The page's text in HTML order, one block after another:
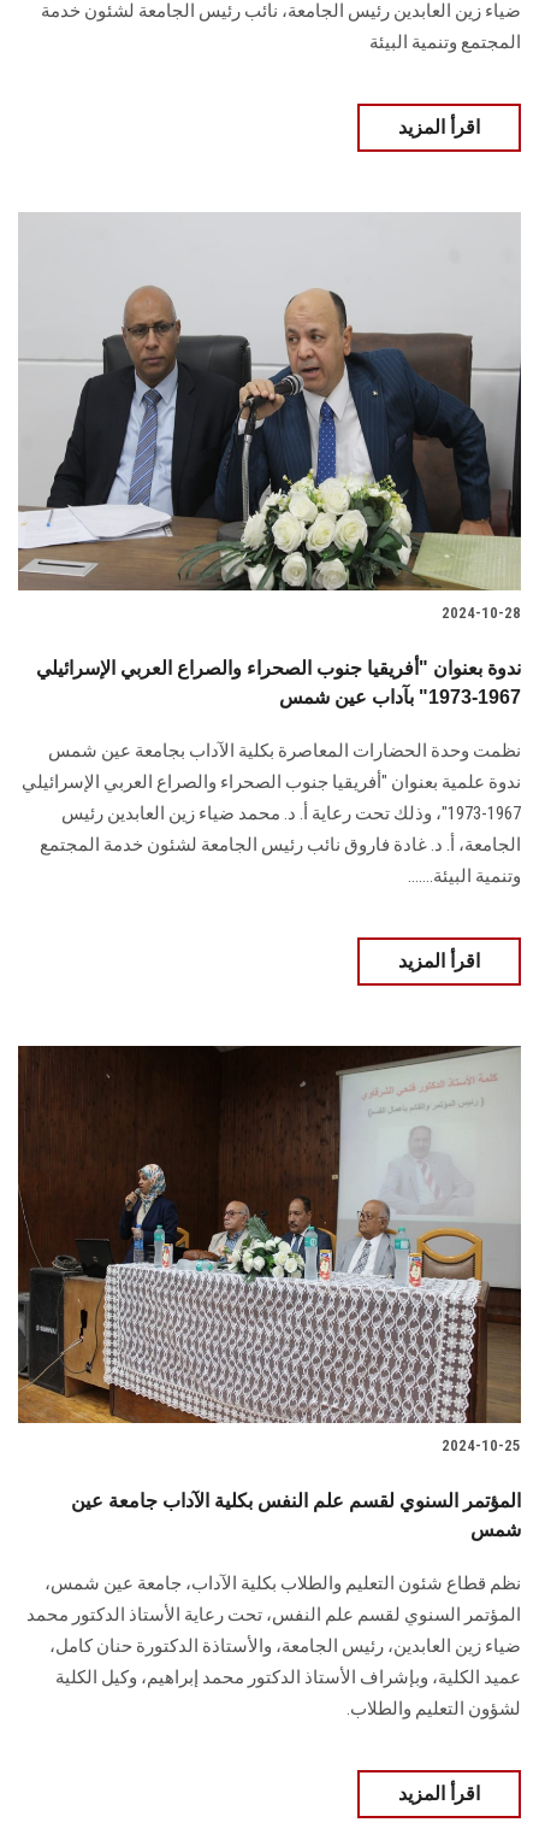
ضياء زين العابدين رئيس الجامعة، نائب رئيس ‏الجامعة لشئون خدمة
المجتمع وتنمية البيئة
اقرأ المزيد
2024-10-28
ندوة بعنوان "أفريقيا جنوب الصحراء والصراع العربي الإسرائيلي
1967-1973" بآداب عين شمس
نظمت وحدة الحضارات المعاصرة بكلية الآداب بجامعة عين شمس
ندوة علمية بعنوان "أفريقيا جنوب الصحراء والصراع العربي الإسرائيلي
1967-1973"، وذلك تحت رعاية أ. د. محمد ضياء زين العابدين رئيس
الجامعة، أ. د. غادة فاروق نائب رئيس الجامعة لشئون خدمة المجتمع
وتنمية البيئة.......
اقرأ المزيد
2024-10-25
المؤتمر السنوي لقسم علم النفس بكلية الآداب جامعة عين
شمس
نظم قطاع شئون التعليم والطلاب بكلية الآداب، جامعة عين شمس،
المؤتمر السنوي لقسم علم النفس، تحت رعاية الأستاذ الدكتور محمد
ضياء زين العابدين، رئيس الجامعة، والأستاذة الدكتورة حنان كامل،
عميد الكلية، وبإشراف الأستاذ الدكتور محمد إبراهيم، وكيل الكلية
لشؤون التعليم والطلاب.
اقرأ المزيد